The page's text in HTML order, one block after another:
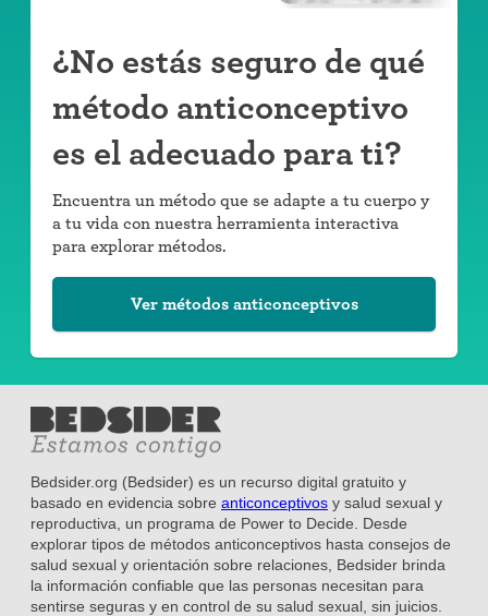
¿No estás seguro de qué
método anticonceptivo
es el adecuado para ti?
Encuentra un método que se adapte a tu cuerpo y
a tu vida con nuestra herramienta interactiva
para explorar métodos.
Ver métodos anticonceptivos
Bedsider.org (Bedsider) es un recurso digital gratuito y
basado en evidencia sobre anticonceptivos y salud sexual y
reproductiva, un programa de Power to Decide. Desde
explorar tipos de métodos anticonceptivos hasta consejos de
salud sexual y orientación sobre relaciones, Bedsider brinda
la información confiable que las personas necesitan para
sentirse seguras y en control de su salud sexual, sin juicios.